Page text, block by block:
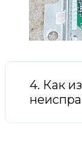
4. Как